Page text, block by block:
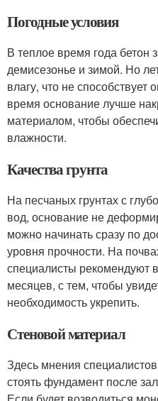
Погодные условия
В теплое время года бетон
демисезонье и зимой. Но
влагу, что не
время основание лучше
материалом, чтобы
влажности.
Качества грунта
На песчаных грунтах с
вод, основание не
можно начинать сразу по
уровня прочности. На
специалисты рекомендуют
месяцев, с тем, чтобы
необходимость укрепить.
Стеновой материал
Здесь мнения
стоять фундамент после